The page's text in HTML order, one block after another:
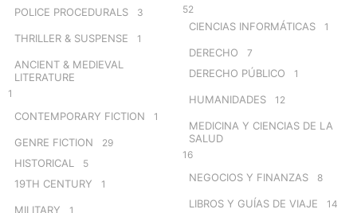
POLICE PROCEDURALS 3
THRILLER & SUSPENSE 1
ANCIENT & MEDIEVAL
LITERATURE
1
CONTEMPORARY FICTION 1
GENRE FICTION 29
HISTORICAL 5
19TH CENTURY 1
MILITARY 1
52
CIENCIAS INFORMÁTICAS 1
DERECHO 7
DERECHO PÚBLICO 1
HUMANIDADES 12
MEDICINA Y CIENCIAS DE LA
SALUD
16
NEGOCIOS Y FINANZAS 8
LIBROS Y GUÍAS DE VIAJE 14